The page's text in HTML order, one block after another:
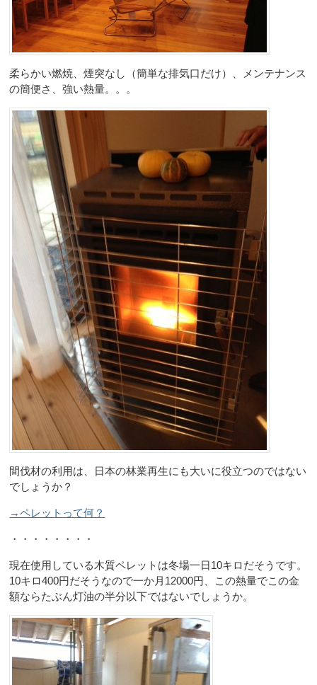
柔らかい燃焼、煙突なし（簡単な排気口だけ）、メンテナンス
の簡便さ、強い熱量。。。
間伐材の利用は、日本の林業再生にも大いに役立つのではない
でしょうか？
→ペレットって何？
・・・・・・・・
現在使用している木質ペレットは冬場一日10キロだそうです。
10キロ400円だそうなので一か月12000円、この熱量でこの金
額ならたぶん灯油の半分以下ではないでしょうか。